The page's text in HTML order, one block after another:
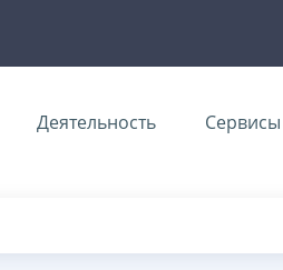
Деятельность Сервисы